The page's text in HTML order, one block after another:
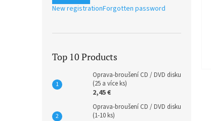
New registrationForgotten password
Top 10 Products
Oprava-broušení CD / DVD disku
(25 a více ks)
2,45 €
Oprava-broušení CD / DVD disku
(1-10 ks)